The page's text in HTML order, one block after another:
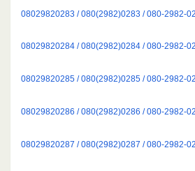
08029820283 / 080(2982)0283 / 080-2982-
08029820284 / 080(2982)0284 / 080-2982-
08029820285 / 080(2982)0285 / 080-2982-
08029820286 / 080(2982)0286 / 080-2982-
08029820287 / 080(2982)0287 / 080-2982-